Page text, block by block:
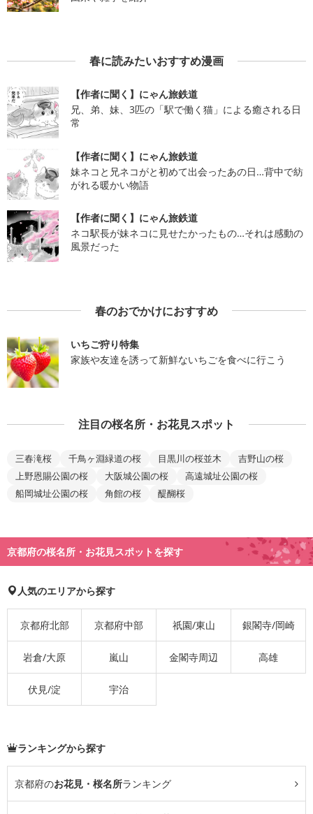
春に読みたいおすすめ漫画
【作者に聞く】にゃん旅鉄道
兄、弟、妹、3匹の「駅で働く猫」による癒される日
常
【作者に聞く】にゃん旅鉄道
妹ネコと兄ネコがと初めて出会ったあの日…背中で紡
がれる暖かい物語
【作者に聞く】にゃん旅鉄道
ネコ駅長が妹ネコに見せたかったもの…それは感動の
風景だった
春のおでかけにおすすめ
いちご狩り特集
家族や友達を誘って新鮮ないちごを食べに行こう
注目の桜名所・お花見スポット
三春滝桜 千鳥ヶ淵緑道の桜 目黒川の桜並木
吉野山の桜
上野恩賜公園の桜
大阪城公園の桜
高遠城址公園の桜
船岡城址公園の桜
角館の桜 醍醐桜
京都府の桜名所・お花見スポットを探す
人気のエリアから探す
京都府北部 京都府中部 祇園/東山 銀閣寺/岡崎
岩倉/大原 嵐山 金閣寺周辺 高雄
伏見/淀 宇治
ランキングから探す
京都府のお花見・桜名所ランキング